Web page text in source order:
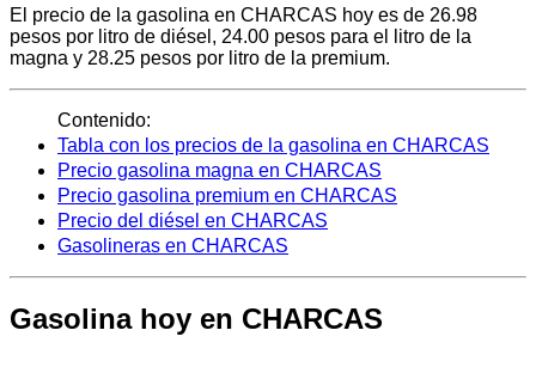
El precio de la gasolina en CHARCAS hoy es de 26.98
pesos por litro de diésel, 24.00 pesos para el litro de la
magna y 28.25 pesos por litro de la premium.
Contenido:
Tabla con los precios de la gasolina en CHARCAS
Precio gasolina magna en CHARCAS
Precio gasolina premium en CHARCAS
Precio del diésel en CHARCAS
Gasolineras en CHARCAS
Gasolina hoy en CHARCAS